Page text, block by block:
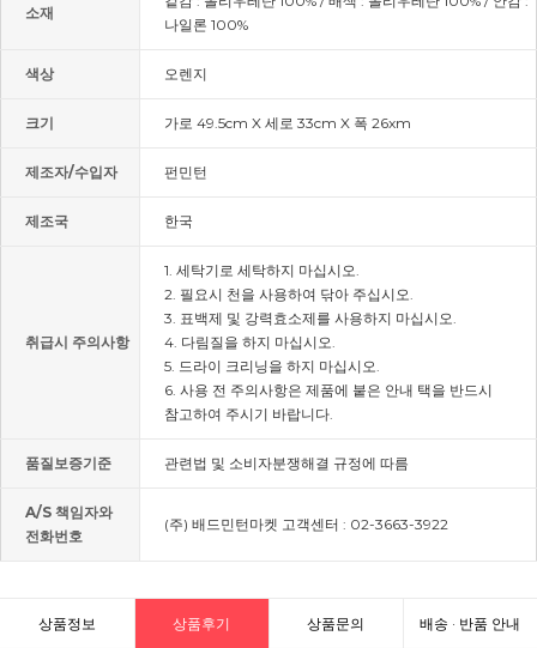
소재
나일론 100%
색상 오렌지
크기 가로 49.5cm X 세로 33cm X 폭 26xm
제조자/수입자 펀민턴
제조국 한국
취급시 주의사항
1. 세탁기로 세탁하지 마십시오.
2. 필요시 천을 사용하여 닦아 주십시오.
3. 표백제 및 강력효소제를 사용하지 마십시오.
4. 다림질을 하지 마십시오.
5. 드라이 크리닝을 하지 마십시오.
6. 사용 전 주의사항은 제품에 붙은 안내 택을 반드시
참고하여 주시기 바랍니다.
품질보증기준 관련법 및 소비자분쟁해결 규정에 따름
A/S 책임자와
전화번호
(주) 배드민턴마켓 고객센터 : 02-3663-3922
상품정보 상품후기 상품문의 배송 · 반품 안내